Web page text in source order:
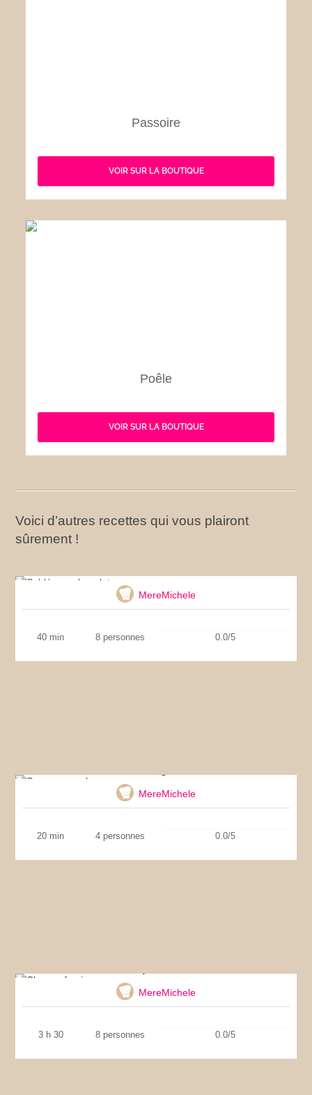
Passoire
VOIR SUR LA BOUTIQUE
Poêle
VOIR SUR LA BOUTIQUE
Voici d’autres recettes qui vous plairont
sûrement !
MereMichele
40 min 8 personnes 0.0/5
MereMichele
20 min 4 personnes 0.0/5
MereMichele
3 h 30 8 personnes 0.0/5